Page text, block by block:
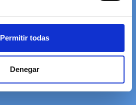
Permitir todas
Denegar